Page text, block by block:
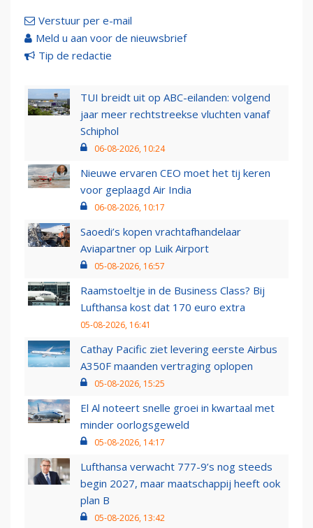
Verstuur per e-mail
Meld u aan voor de nieuwsbrief
Tip de redactie
TUI breidt uit op ABC-eilanden: volgend
jaar meer rechtstreekse vluchten vanaf
Schiphol
06-08-2026, 10:24
Nieuwe ervaren CEO moet het tij keren
voor geplaagd Air India
06-08-2026, 10:17
Saoedi’s kopen vrachtafhandelaar
Aviapartner op Luik Airport
05-08-2026, 16:57
Raamstoeltje in de Business Class? Bij
Lufthansa kost dat 170 euro extra
05-08-2026, 16:41
Cathay Pacific ziet levering eerste Airbus
A350F maanden vertraging oplopen
05-08-2026, 15:25
El Al noteert snelle groei in kwartaal met
minder oorlogsgeweld
05-08-2026, 14:17
Lufthansa verwacht 777-9’s nog steeds
begin 2027, maar maatschappij heeft ook
plan B
05-08-2026, 13:42